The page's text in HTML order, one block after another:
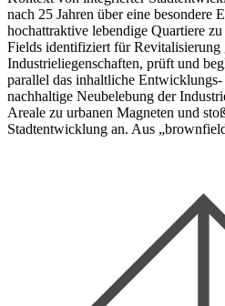
nach 25 Jahren über eine besondere
hochattraktive lebendige Quartiere
Fields identifiziert für Revitalisierung
Industrieliegenschaften, prüft und
parallel das inhaltliche
nachhaltige Neubelebung der
Areale zu urbanen Magneten und
Stadtentwicklung an. Aus